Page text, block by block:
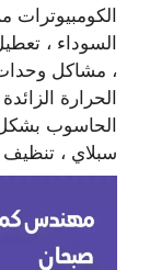
السوداء ،
، مشاكل
الحرارة
الحاسوب بشكل
سبلاي ،